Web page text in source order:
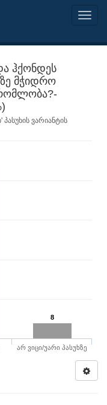
ჰქონდეს
მჭიდრო
ვარიანტის
8
არ ვიცი/უარი პასუხზე